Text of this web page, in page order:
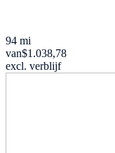
94 mi
van$1.038,78
excl. verblijf